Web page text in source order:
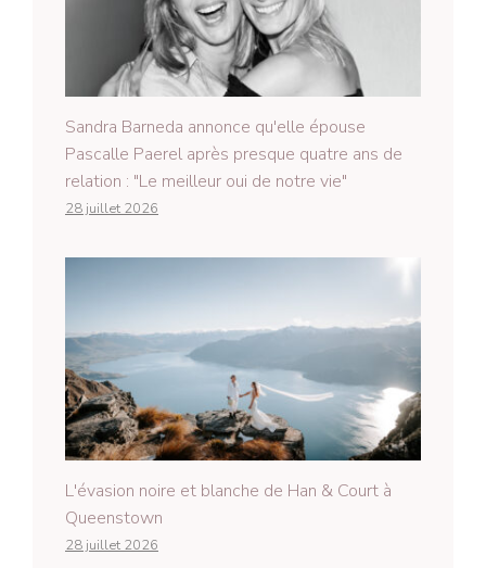
Sandra Barneda annonce qu'elle épouse
Pascalle Paerel après presque quatre ans de
relation : "Le meilleur oui de notre vie"
28 juillet 2026
L'évasion noire et blanche de Han & Court à
Queenstown
28 juillet 2026